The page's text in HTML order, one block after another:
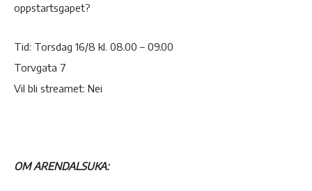
oppstartsgapet?
Tid: Torsdag 16/8 kl. 08.00 – 09.00
Torvgata 7
Vil bli streamet: Nei
OM ARENDALSUKA: